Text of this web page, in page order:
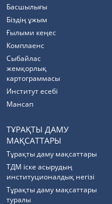
Басшылығы
Біздің ұжым
Ғылыми кеңес
Комплаенс
Cыбайлас
жемқорлық
картограммасы
Институт есебі
Мансап
ТҰРАҚТЫ ДАМУ
МАҚСАТТАРЫ
Тұрақты даму мақсаттары
ТДМ іске асырудың
институционалдық негізі
Тұрақты даму мақсаттары
туралы